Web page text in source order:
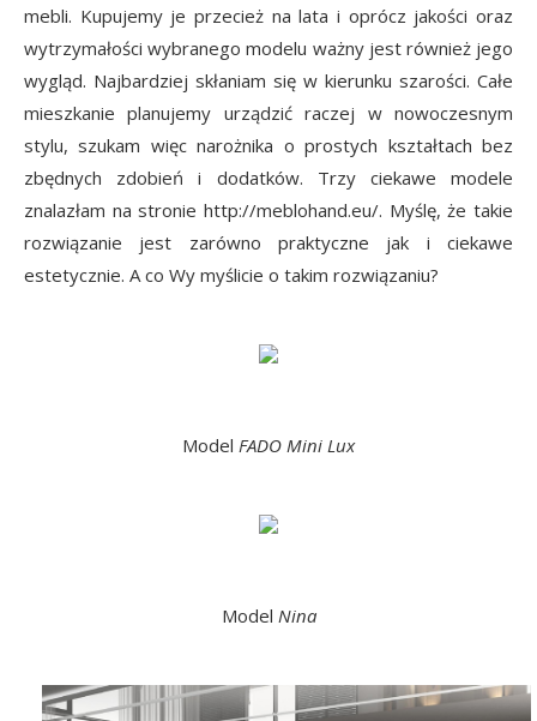
mebli. Kupujemy je przecież na lata i oprócz jakości oraz
wytrzymałości wybranego modelu ważny jest również jego
wygląd. Najbardziej skłaniam się w kierunku szarości. Całe
mieszkanie planujemy urządzić raczej w nowoczesnym
stylu, szukam więc narożnika o prostych kształtach bez
zbędnych zdobień i dodatków. Trzy ciekawe modele
znalazłam na stronie http://meblohand.eu/. Myślę, że takie
rozwiązanie jest zarówno praktyczne jak i ciekawe
estetycznie. A co Wy myślicie o takim rozwiązaniu?
Model FADO Mini Lux
Model Nina